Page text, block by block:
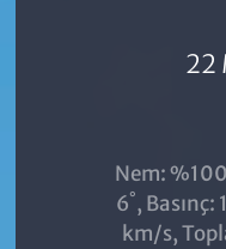
22
Nem:
6°,
km/s,